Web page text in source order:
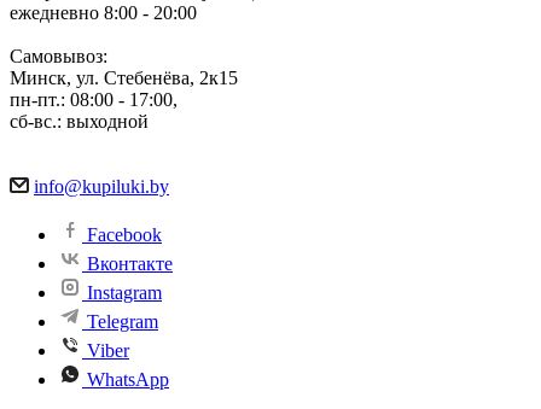
ежедневно 8:00 - 20:00
Самовывоз:
Минск, ул. Стебенёва, 2к15
пн-пт.: 08:00 - 17:00,
сб-вс.: выходной
info@kupiluki.by
Facebook
Вконтакте
Instagram
Telegram
Viber
WhatsApp